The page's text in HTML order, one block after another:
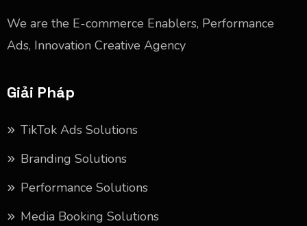
We are the E-commerce Enablers, Performance
Ads, Innovation Creative Agency
Giải Pháp
TikTok Ads Solutions
Branding Solutions
Performance Solutions
Media Booking Solutions